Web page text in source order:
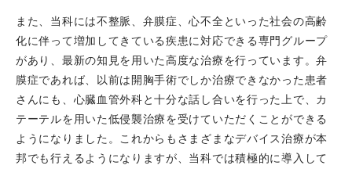
2024.09.01 当科も参加した治験 OCEANIC-AFの結果が
ESC 2024で発表され、NEJMにPublishされました。
2024.09.01 当科も参加した治験 FINEARTS-HFの結果
がESC 2024で発表され、NEJMにPublishされました。
2024.08.03第2回 兵庫ライブデモンストレーションが
開催され、当科の医師が複数のロールを務めました。
⼭本裕之医師がPCIセッション2 ビデオライブで
また、当科には不整脈、弁膜症、心不全といった社会の高齢
化に伴って増加してきている疾患に対応できる専門グループ
があり、最新の知見を用いた高度な治療を行っています。弁
膜症であれば、以前は開胸手術でしか治療できなかった患者
さんにも、心臓血管外科と十分な話し合いを行った上で、カ
テーテルを用いた低侵襲治療を受けていただくことができる
ようになりました。これからもさまざまなデバイス治療が本
邦でも行えるようになりますが、当科では積極的に導入して